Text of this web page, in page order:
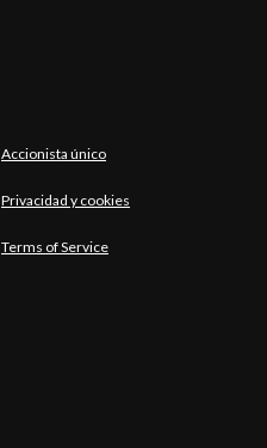
Accionista único
Privacidad y cookies
Terms of Service